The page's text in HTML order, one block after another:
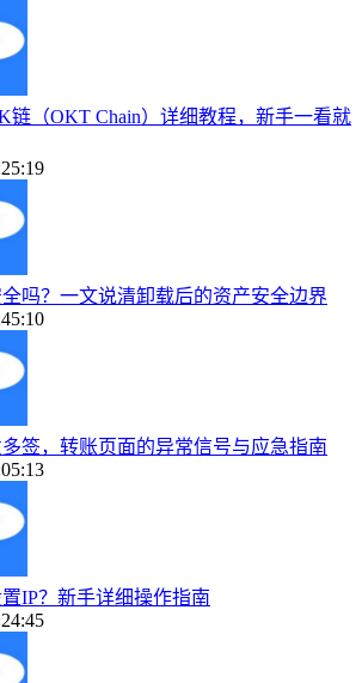
链（OKT Chain）详细教程，新手一看就
吗？一文说清卸载后的资产安全边界
签，转账页面的异常信号与应急指南
IP？新手详细操作指南